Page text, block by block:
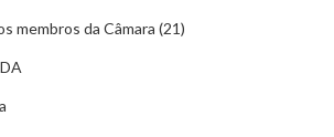
membros da Câmara (21)